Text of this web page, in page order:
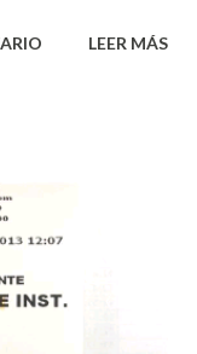
vendedores y
de Powerball,
realizando en los
los
la página
LEER MÁS